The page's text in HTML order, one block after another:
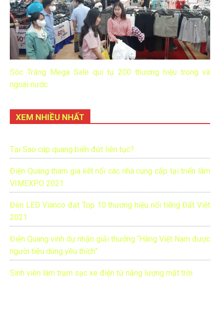
Sóc Trăng Mega Sale qui tụ 200 thương hiệu trong và
ngoài nước
XEM NHIỀU NHẤT
Tại Sao cáp quang biển đứt liên tục?
Điện Quang tham gia kết nối các nhà cung cấp tại triển lãm
VIMEXPO 2021
Đèn LED Vianco đạt Top 10 thương hiệu nổi tiếng Đất Việt
2021
Điện Quang vinh dự nhận giải thưởng “Hàng Việt Nam được
người tiêu dùng yêu thích”
Sinh viên làm trạm sạc xe điện từ năng lượng mặt trời